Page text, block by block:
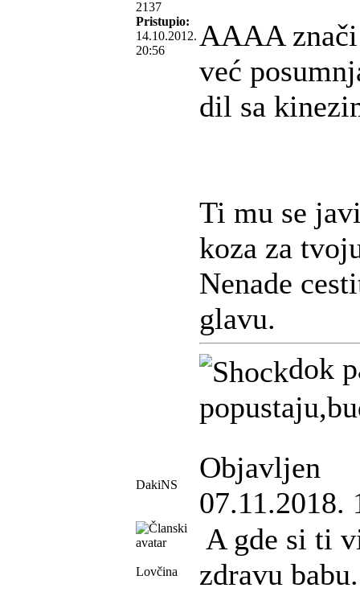
2137
Pristupio:
14.10.2012.
20:56
AAAA
već
dil sa
Ti mu se
koza za
Nenade
glavu.
dok
DakiNS
Objavljen
07.11.2018.
Lovčina
A gde si ti
zdravu